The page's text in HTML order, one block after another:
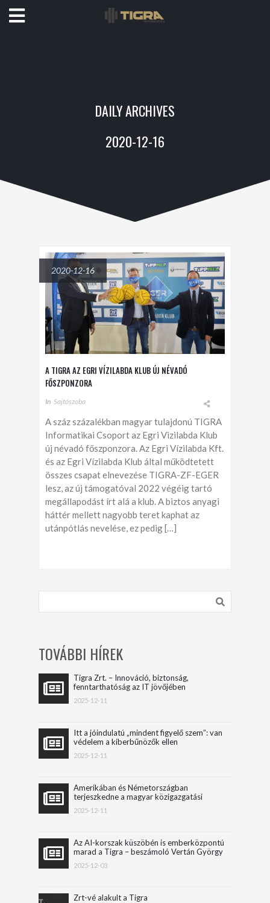
DAILY ARCHIVES
2020-12-16
2020-12-16
A TIGRA AZ EGRI VÍZILABDA KLUB ÚJ NÉVADÓ
FŐSZPONZORA
In Sajtószoba
A száz százalékban magyar tulajdonú TIGRA
Informatikai Csoport az Egri Vizilabda Klub
új névadó főszponzora. Az Egri Vízilabda Kft.
és az Egri Vízilabda Klub által működtetett
összes csapat elnevezése TIGRA-ZF-EGER
lesz, az új támogatóval 2022 végéig tartó
megállapodást írt alá a klub. A biztos anyagi
háttér mellett nagyobb teret kaphat az
utánpótlás nevelése, ez pedig […]
TOVÁBBI HÍREK
Tigra Zrt. – Innováció, biztonság,
fenntarthatóság az IT jövőjében
2025-12-11
Itt a jóindulatú „mindent figyelő szem”: van
védelem a kiberbűnözők ellen
2025-12-11
Amerikában és Németországban
terjeszkedne a magyar közigazgatási
2025-12-11
Az AI-korszak küszöbén is emberközpontú
marad a Tigra – beszámoló Vertán György
2025-12-03
Zrt-vé alakult a Tigra